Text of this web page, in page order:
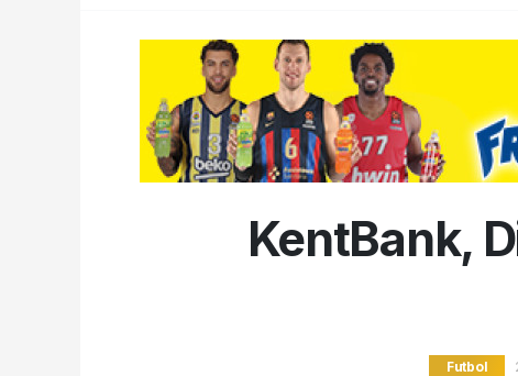
KentBank,
Futbol